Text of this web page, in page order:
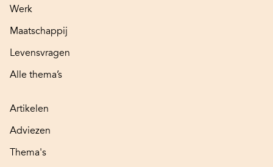
Werk
Maatschappij
Levensvragen
Alle thema’s
Artikelen
Adviezen
Thema's